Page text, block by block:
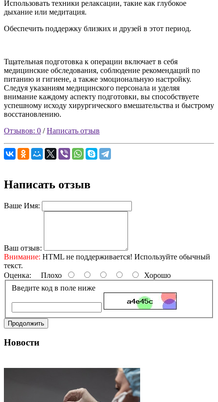
Использовать техники релаксации, такие как глубокое
дыхание или медитация.
Обеспечить поддержку близких и друзей в этот период.
Тщательная подготовка к операции включает в себя
медицинские обследования, соблюдение рекомендаций по
питанию и гигиене, а также эмоциональную настройку.
Следуя указаниям медицинского персонала и уделяя
внимание каждому аспекту подготовки, вы способствуете
успешному исходу хирургического вмешательства и быстрому
восстановлению.
Отзывов: 0 /Написать отзыв
Написать отзыв
Ваше Имя:
Ваш отзыв:
Внимание: HTML не поддерживается! Используйте обычный
текст.
Оценка: Плохо
Хорошо
Введите код в поле ниже
Продолжить
Новости